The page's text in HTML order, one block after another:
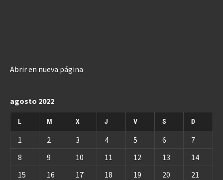
Abrir en nueva página
agosto 2022
L M X J V S D
1 2 3 4 5 6
7
8
9 10 11 12 13
14
15
16 17 18 19 20 21